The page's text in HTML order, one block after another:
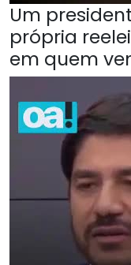
Um
própria
em quem